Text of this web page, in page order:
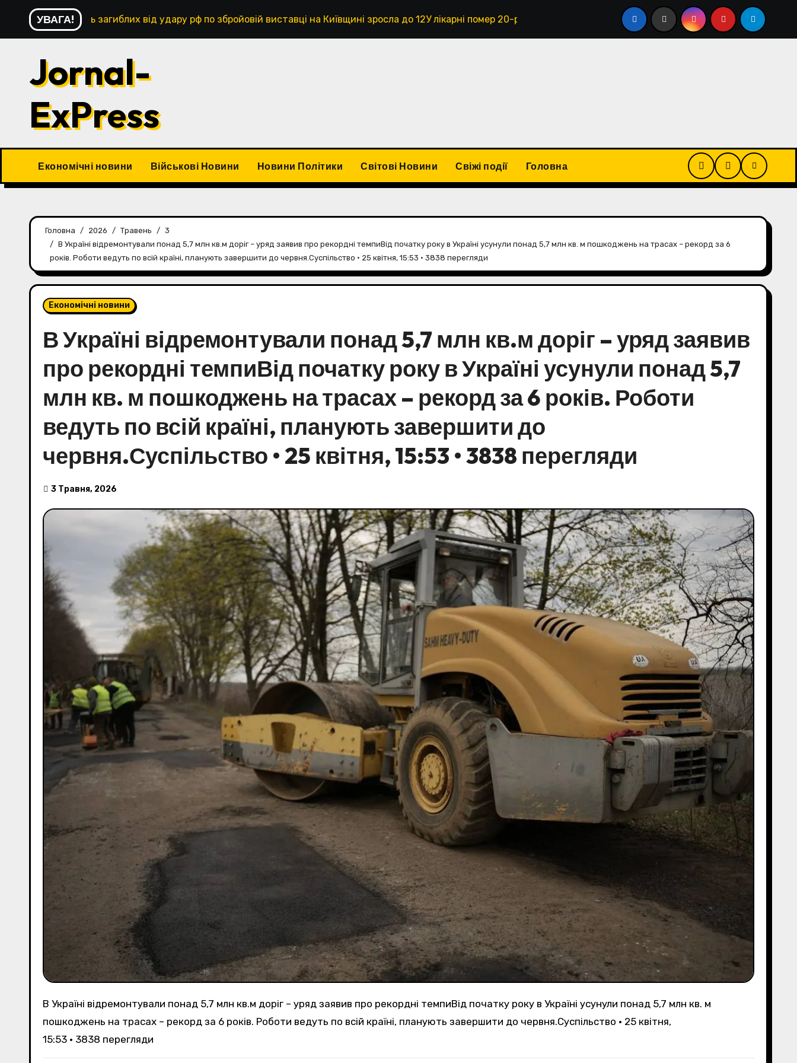
Перейти
контенту
УВАГА!Кількість загиблих від удару рф по збройовій виставці на Київщині зросла до 12У лікарні помер 20-річний хлопець, поранений під час російської атаки на
Jornal-
ExPress
Економічні новини Військові Новини Новини Політики Світові Новини Свіжі події Головна
Головна 2026 Травень
3
В Україні відремонтували понад 5,7 млн кв.м доріг – уряд заявив про рекордні темпиВід початку року в Україні усунули понад 5,7 млн кв. м пошкоджень на трасах – рекорд за 6
років. Роботи ведуть по всій країні, планують завершити до червня.Суспільство • 25 квітня, 15:53 • 3838 перегляди
Економічні новини
В Україні відремонтували понад 5,7 млн кв.м доріг – уряд заявив
про рекордні темпиВід початку року в Україні усунули понад 5,7
млн кв. м пошкоджень на трасах – рекорд за 6 років. Роботи
ведуть по всій країні, планують завершити до
червня.Суспільство • 25 квітня, 15:53 • 3838 перегляди
3 Травня, 2026
В Україні відремонтували понад 5,7 млн кв.м доріг – уряд заявив про рекордні темпиВід початку року в Україні усунули понад 5,7 млн кв. м
пошкоджень на трасах – рекорд за 6 років. Роботи ведуть по всій країні, планують завершити до червня.Суспільство • 25 квітня,
15:53 • 3838 перегляди